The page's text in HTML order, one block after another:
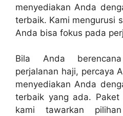
menyediakan Anda
terbaik. Kami mengurusi
Anda bisa fokus pada
Bila Anda
perjalanan haji, percaya
menyediakan Anda
terbaik yang ada.
kami tawarkan